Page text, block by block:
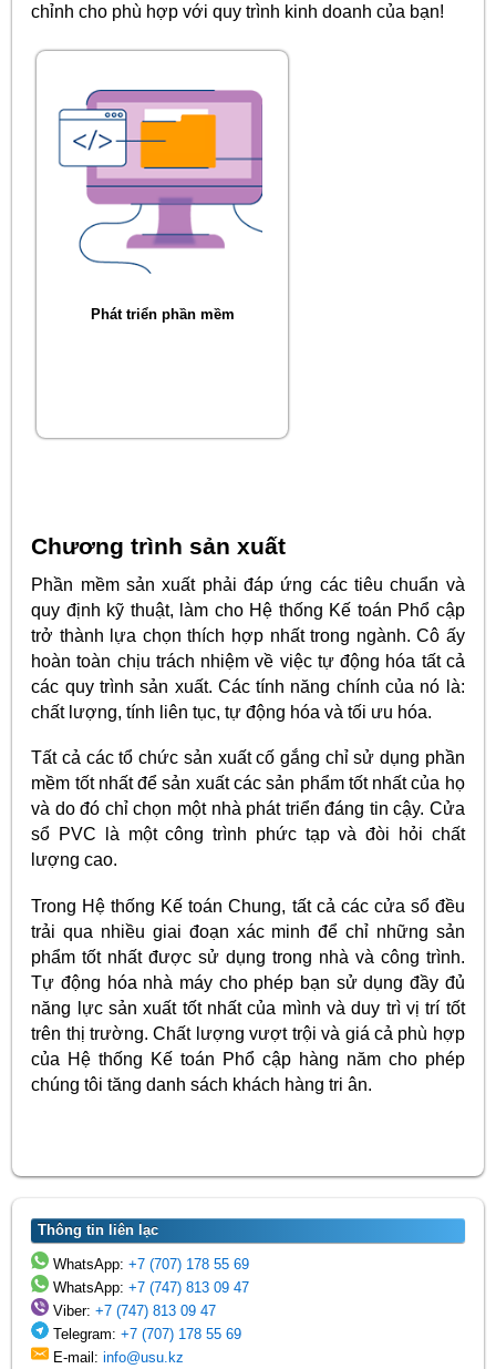
chỉnh cho phù hợp với quy trình kinh doanh của bạn!
Phát triển phần mềm
Chương trình sản xuất
Phần mềm sản xuất phải đáp ứng các tiêu chuẩn và
quy định kỹ thuật, làm cho Hệ thống Kế toán Phổ cập
trở thành lựa chọn thích hợp nhất trong ngành. Cô ấy
hoàn toàn chịu trách nhiệm về việc tự động hóa tất cả
các quy trình sản xuất. Các tính năng chính của nó là:
chất lượng, tính liên tục, tự động hóa và tối ưu hóa.
Tất cả các tổ chức sản xuất cố gắng chỉ sử dụng phần
mềm tốt nhất để sản xuất các sản phẩm tốt nhất của họ
và do đó chỉ chọn một nhà phát triển đáng tin cậy. Cửa
sổ PVC là một công trình phức tạp và đòi hỏi chất
lượng cao.
Trong Hệ thống Kế toán Chung, tất cả các cửa sổ đều
trải qua nhiều giai đoạn xác minh để chỉ những sản
phẩm tốt nhất được sử dụng trong nhà và công trình.
Tự động hóa nhà máy cho phép bạn sử dụng đầy đủ
năng lực sản xuất tốt nhất của mình và duy trì vị trí tốt
trên thị trường. Chất lượng vượt trội và giá cả phù hợp
của Hệ thống Kế toán Phổ cập hàng năm cho phép
chúng tôi tăng danh sách khách hàng tri ân.
Thông tin liên lạc
WhatsApp:+7 (707) 178 55 69
WhatsApp:+7 (747) 813 09 47
Viber:+7 (747) 813 09 47
Telegram:+7 (707) 178 55 69
E-mail:info@usu.kz